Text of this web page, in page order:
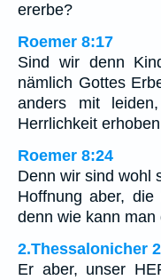
ererbe?
Roemer 8:17
Sind wir denn
nämlich Gottes
anders mit
Herrlichkeit
Roemer 8:24
Denn wir sind wohl
Hoffnung aber,
denn wie kann
2.Thessalonicher
Er aber, unser